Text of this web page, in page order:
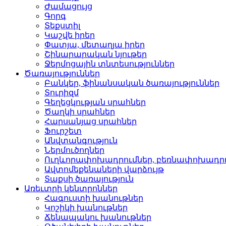
Ժամացույց­
Գորգ­
Տեքստիլ­
Կաշվե իրեր­
Փատյա, մետաղյա իրեր­
Շինարարական նյութեր
Ջերմոցային տնտեսությո­ւններ
Ծառայություններ
Բանկեր, ֆինանսական ծա­ռայություններ
Տուրիզմ­
Գեղեցկության սրահներ­
Ծաղկի սրահներ­
Հարսանյաց սրահներ
Ֆուրշետ­
Անվտանգություն­
Ներմուծողներ­
Ուղևորափոխադրումներ,
Ավտոմեքենաների վարձու­յթ
Տաքսի ծառայություն­
Առեւտրի կենտրոններ
Հագուստի խանութներ
Կոշիկի խանութներ­
Ճենապակու խանութներ­